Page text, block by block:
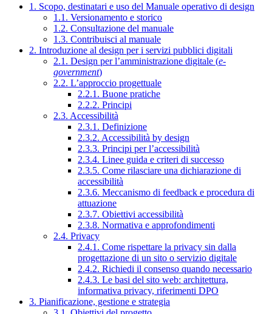
1. Scopo, destinatari e uso del Manuale operativo di design
1.1. Versionamento e storico
1.2. Consultazione del manuale
1.3. Contribuisci al manuale
2. Introduzione al design per i servizi pubblici digitali
2.1. Design per l’amministrazione digitale (e-
government)
2.2. L’approccio progettuale
2.2.1. Buone pratiche
2.2.2. Principi
2.3. Accessibilità
2.3.1. Definizione
2.3.2. Accessibilità by design
2.3.3. Principi per l’accessibilità
2.3.4. Linee guida e criteri di successo
2.3.5. Come rilasciare una dichiarazione di
accessibilità
2.3.6. Meccanismo di feedback e procedura di
attuazione
2.3.7. Obiettivi accessibilità
2.3.8. Normativa e approfondimenti
2.4. Privacy
2.4.1. Come rispettare la privacy sin dalla
progettazione di un sito o servizio digitale
2.4.2. Richiedi il consenso quando necessario
2.4.3. Le basi del sito web: architettura,
informativa privacy, riferimenti DPO
3. Pianificazione, gestione e strategia